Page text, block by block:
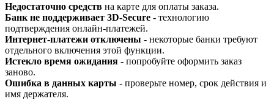
Недостаточно средств на карте для оплаты заказа.
Банк не поддерживает 3D-Secure - технологию
подтверждения онлайн-платежей.
Интернет-платежи отключены - некоторые банки требуют
отдельного включения этой функции.
Истекло время ожидания - попробуйте оформить заказ
заново.
Ошибка в данных карты - проверьте номер, срок действия и
имя держателя.